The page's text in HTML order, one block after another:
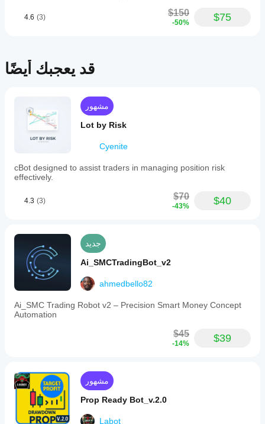
حساب؟
على
ظروف
وجودة
التنفيذ.
يساعدك
اختبار
الخاصة
على فهم
في
4.6 (3) $150
-50% $75
قد يعجبك أيضًا
مشهور
Lot by Risk
Cyenite
cBot designed to assist traders in managing position risk
effectively.
4.3 (3) $70
-43% $40
جديد
Ai_SMCTradingBot_v2
ahmedbello82
Ai_SMC Trading Robot v2 – Precision Smart Money Concept
Automation
$45
-14% $39
مشهور
Prop Ready Bot_v.2.0
Labot